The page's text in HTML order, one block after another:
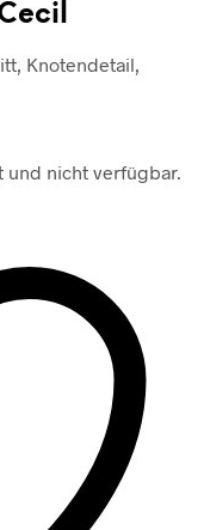
Knotendetail,
und nicht verfügbar.